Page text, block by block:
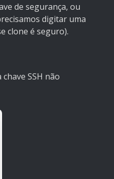
de segurança, ou
digitar uma
clone é seguro).
SSH não